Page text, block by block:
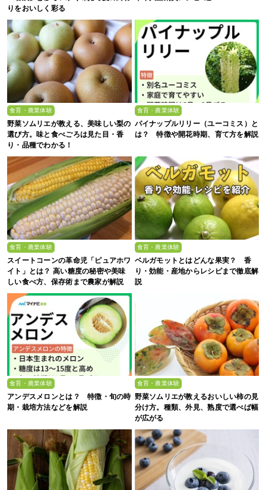
りをおいしく彩る
食育・農業体験
野菜ソムリエが教える、美味しい梨の
選び方。味と食べごろは見た目・香
り・品種でわかる！
食育・農業体験
パイナップルリリー（ユーコミス）と
は？ 特徴や開花時期、育て方を解説
食育・農業体験
スイートコーンの革命児「ピュアホワ
イト」とは？ 高い糖度の秘密や美味
しい食べ方、保存術まで農家が解説
食育・農業体験
ベルガモットとはどんな果実？ 香
り・効能・産地からレシピまで徹底解
説
食育・農業体験
アンデスメロンとは？ 特徴・旬の時
期・栽培方法などを解説
食育・農業体験
野菜ソムリエが教えるおいしい柿の見
分け方。種類、外見、熟度で選べば幅
が広がる